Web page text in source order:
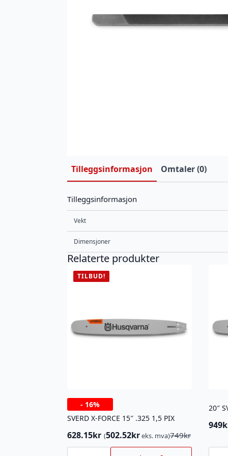
Tilleggsinformasjon Omtaler (0)
Tilleggsinformasjon
Vekt
Dimensjoner
Relaterte produkter
TILBUD!
- 16%
SVERD X-FORCE 15″ .325 1,5 PIX
749kr
Opprinnelig
pris
628.15kr
Nåværende
pris
(502.52kreks. mva)
SVERD
20″
949
20"